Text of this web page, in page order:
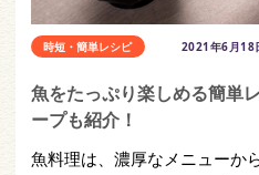
時短・簡単レシピ 2021年6月18
魚をたっぷり楽しめる簡単
ープも紹介！
魚料理は、濃厚なメニューか